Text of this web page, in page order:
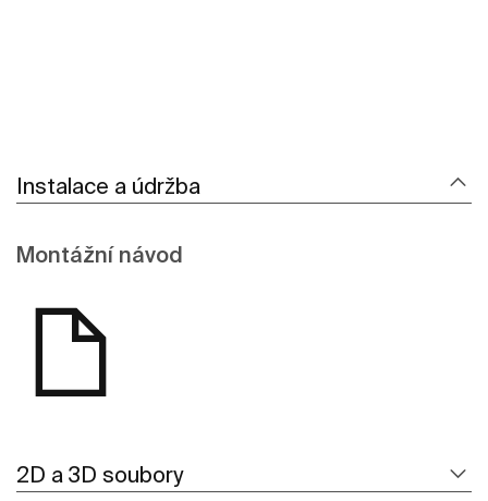
Instalace a údržba
Montážní návod
2D a 3D soubory